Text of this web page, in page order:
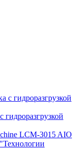
гидроразгрузкой